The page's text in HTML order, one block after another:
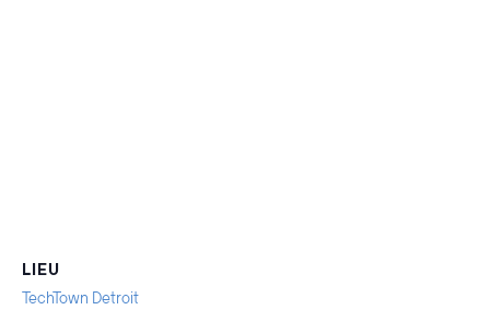
LIEU
TechTown Detroit